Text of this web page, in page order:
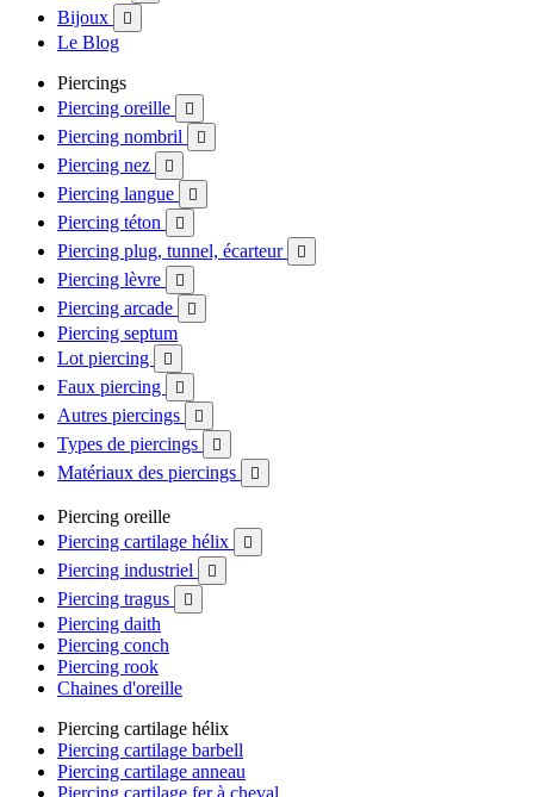
Bijoux 
Le Blog
Piercings
Piercing oreille

Piercing nombril 
Piercing nez 
Piercing langue 
Piercing téton 
Piercing plug, tunnel, écarteur 
Piercing lèvre 
Piercing arcade 
Piercing septum
Lot piercing

Faux piercing 
Autres piercings 
Types de piercings 
Matériaux des piercings 
Piercing oreille
Piercing cartilage hélix

Piercing industriel 
Piercing tragus 
Piercing daith
Piercing conch
Piercing rook
Chaines d'oreille
Piercing cartilage hélix
Piercing cartilage barbell
Piercing cartilage anneau
Piercing cartilage fer à cheval